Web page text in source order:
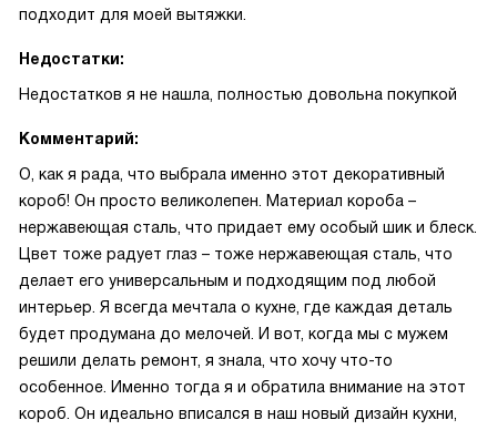
подходит для моей вытяжки.
Недостатки:
Недостатков я не нашла, полностью довольна покупкой
Комментарий:
О, как я рада, что выбрала именно этот декоративный
короб! Он просто великолепен. Материал короба –
нержавеющая сталь, что придает ему особый шик и блеск.
Цвет тоже радует глаз – тоже нержавеющая сталь, что
делает его универсальным и подходящим под любой
интерьер. Я всегда мечтала о кухне, где каждая деталь
будет продумана до мелочей. И вот, когда мы с мужем
решили делать ремонт, я знала, что хочу что-то
особенное. Именно тогда я и обратила внимание на этот
короб. Он идеально вписался в наш новый дизайн кухни,